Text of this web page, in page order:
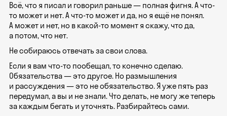
Всё, что я писал и говорил раньше — полная фигня. А что-
то может и нет. А что-то может и да, но я ещё не понял.
А может и нет, но в какой-то момент я скажу, что да,
а потом, что нет.
Не собираюсь отвечать за свои слова.
Если я вам что-то пообещал, то конечно сделаю.
Обязательства — это другое. Но размышления
и рассуждения — это не обязательство. Я уже пять раз
передумал, а вы и не знали. Что делать, не могу же теперь
за каждым бегать и уточнять. Разбирайтесь сами.